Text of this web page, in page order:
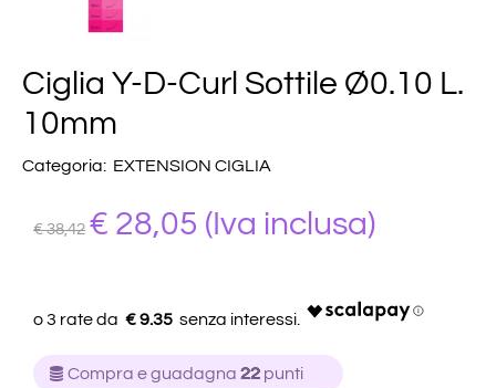
Ciglia Y-D-Curl Sottile Ø0.10 L.
10mm
Categoria: EXTENSION CIGLIA
€ 38,42 € 28,05 (Iva inclusa)
€ 9.35
Compra e guadagna 22 punti